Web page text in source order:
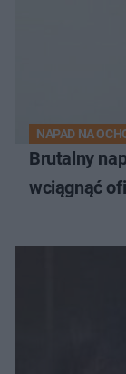
NAPAD NA
Brutalny
wciągnąć